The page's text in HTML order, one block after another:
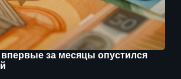
за месяцы опустился